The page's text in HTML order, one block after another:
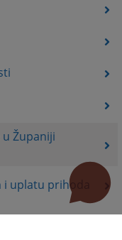
u Županiji
uplatu prihoda